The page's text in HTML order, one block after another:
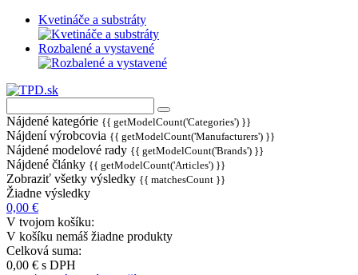
Kvetináče a substráty
Rozbalené a vystavené
Nájdené kategórie {{ getModelCount('Categories') }}
Nájdení výrobcovia {{ getModelCount('Manufacturers') }}
Nájdené modelové rady {{ getModelCount('Brands') }}
Nájdené články {{ getModelCount('Articles') }}
Zobraziť všetky výsledky {{ matchesCount }}
Žiadne výsledky
0,00 €
V tvojom košíku:
V košíku nemáš žiadne produkty
Celková suma:
0,00 € s DPH